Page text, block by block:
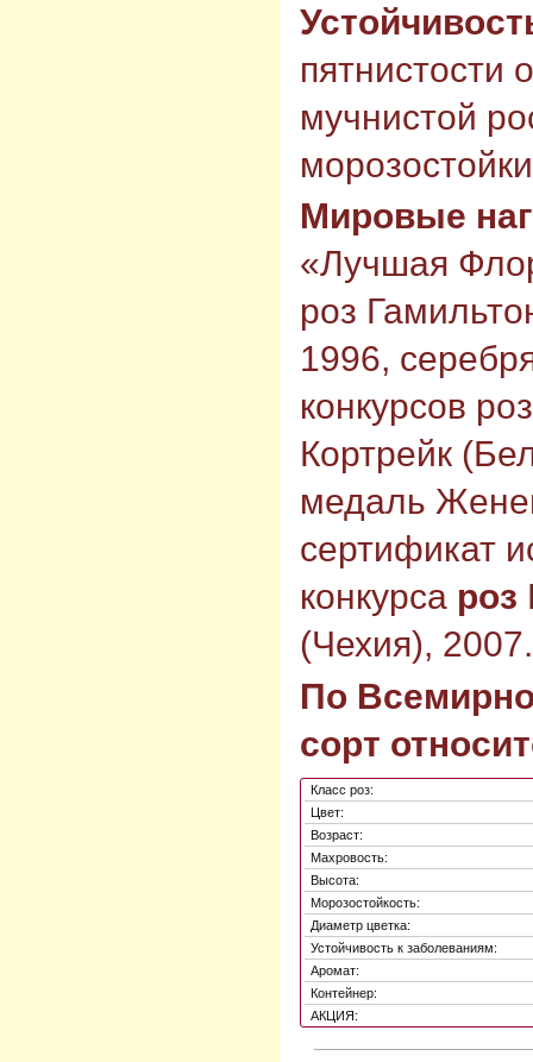
пятнистости
мучнистой
Мировые
«Лучшая
роз
1996,
конкурсов
Кортрейк
медаль
сертификат
конкурса роз
(Чехия), 2007.
По
сорт
Класс роз:
Цвет:
Возраст:
Махровость:
Высота:
Морозостойкость:
Диаметр цветка:
Устойчивость к заболеваниям:
Аромат:
Контейнер:
АКЦИЯ: